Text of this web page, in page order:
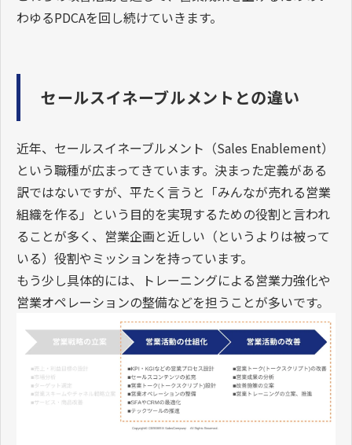
わゆるPDCAを回し続けていきます。
セールスイネーブルメントとの違い
近年、セールスイネーブルメント（Sales Enablement）
という職種が広まってきています。決まった定義がある
訳ではないですが、平たく言うと「みんなが売れる営業
組織を作る」という目的を実現するための役割と言われ
ることが多く、営業企画と近しい（というよりは被って
いる）役割やミッションを持っています。
もう少し具体的には、トレーニングによる営業力強化や
営業オペレーションの整備などを担うことが多いです。